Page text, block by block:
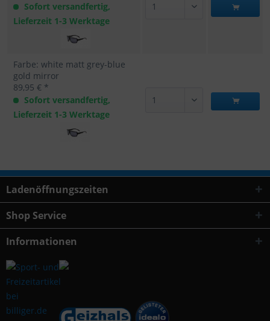
Sofort versandfertig,
Lieferzeit 1-3 Werktage
Farbe: white matt grey-blue
gold mirror
89,95 € *
Sofort versandfertig,
Lieferzeit 1-3 Werktage
Ladenöffnungszeiten
Shop Service
Informationen